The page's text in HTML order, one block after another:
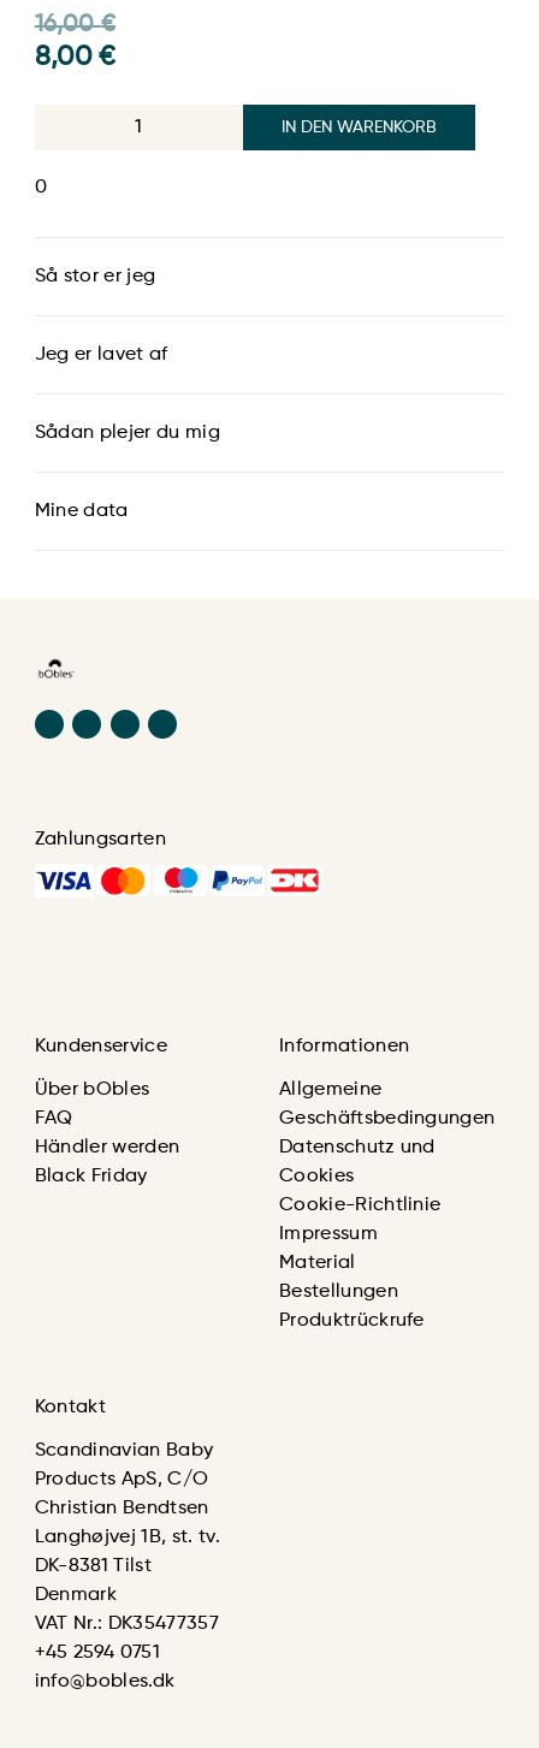
16,00€
8,00€
IN DEN WARENKORB
0
Så stor er jeg
Jeg er lavet af
Sådan plejer du mig
Mine data
Zahlungsarten
Kundenservice
Über bObles
FAQ
Händler werden
Black Friday
Informationen
Allgemeine
Geschäftsbedingungen
Datenschutz und
Cookies
Cookie-Richtlinie
Impressum
Material
Bestellungen
Produktrückrufe
Kontakt
Scandinavian Baby
Products ApS, C/O
Christian Bendtsen
Langhøjvej 1B, st. tv.
DK-8381 Tilst
Denmark
VAT Nr.: DK35477357
+45 2594 0751
info@bobles.dk